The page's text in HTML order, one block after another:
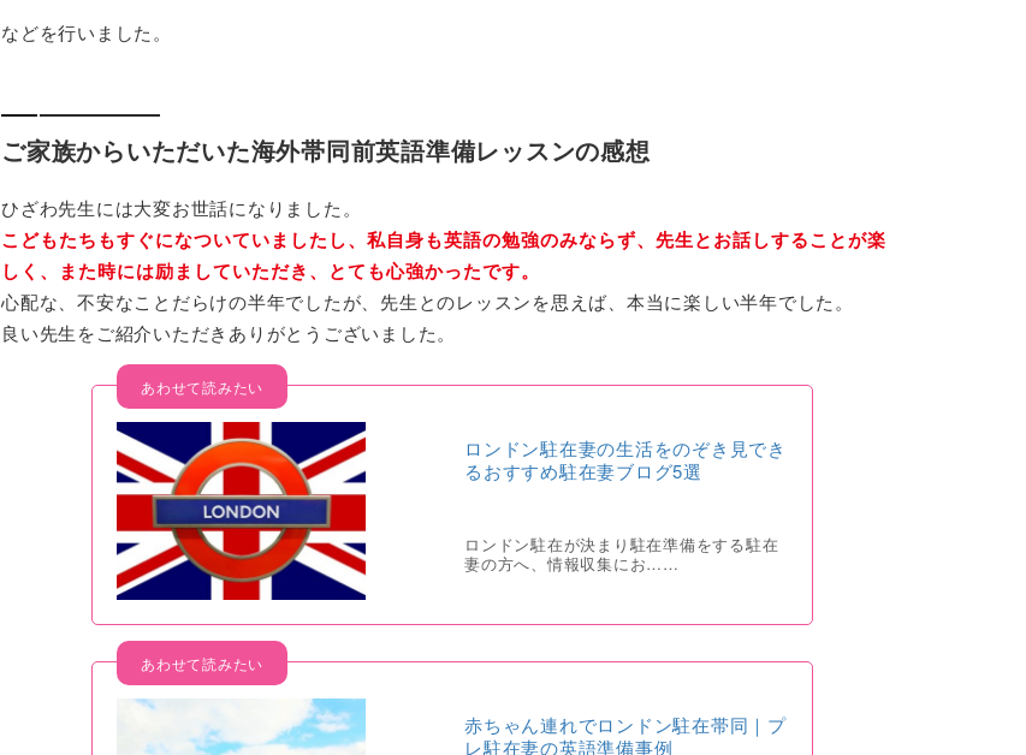
などを行いました。
ご家族からいただいた海外帯同前英語準備レッスンの感想
ひざわ先生には大変お世話になりました。
こどもたちもすぐになついていましたし、私自身も英語の勉強のみならず、先生とお話しすることが楽
しく、また時には励ましていただき、とても心強かったです。
心配な、不安なことだらけの半年でしたが、先生とのレッスンを思えば、本当に楽しい半年でした。
良い先生をご紹介いただきありがとうございました。
ロンドン駐在妻の生活をのぞき見でき
るおすすめ駐在妻ブログ5選
ロンドン駐在が決まり駐在準備をする駐在
妻の方へ、情報収集にお……
赤ちゃん連れでロンドン駐在帯同｜プ
レ駐在妻の英語準備事例